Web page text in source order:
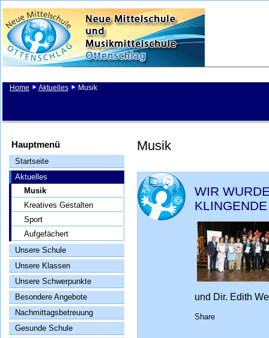
Home Aktuelles Musik
Hauptmenü
Startseite
Aktuelles
Musik
Kreatives Gestalten
Sport
Aufgefächert
Unsere Schule
Unsere Klassen
Unsere Schwerpunkte
Besondere Angebote
Nachmittagsbetreuung
Gesunde Schule
Musik
WIR
und Dir. Edith
Share